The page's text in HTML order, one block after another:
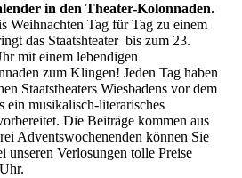
in den Theater-Kolonnaden.
Weihnachten Tag für Tag zu einem
das Staatshteater bis zum 23.
mit einem lebendigen
zum Klingen! Jeden Tag haben
Staatstheaters Wiesbadens vor dem
ein musikalisch-literarisches
Die Beiträge kommen aus
Adventswochenenden können Sie
unseren Verlosungen tolle Preise